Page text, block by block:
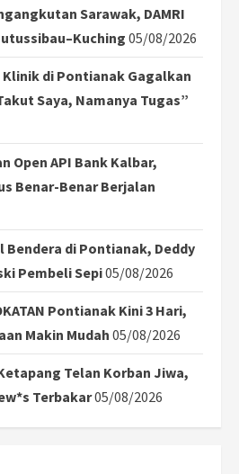
Sarawak, DAMRI
05/08/2026
di Pontianak Gagalkan
Saya, Namanya Tugas”
Open API Bank Kalbar,
Benar-Benar Berjalan
Bendera di Pontianak, Deddy
Pembeli Sepi05/08/2026
Pontianak Kini 3 Hari,
Makin Mudah 05/08/2026
Telan Korban Jiwa,
Terbakar05/08/2026